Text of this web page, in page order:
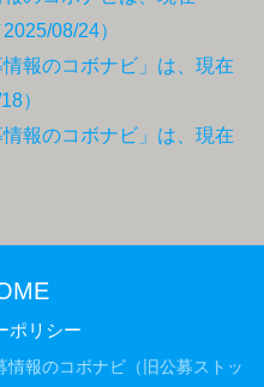
08/24）
報のコボナビ」は、現在
）
報のコボナビ」は、現在
ポリシー
報のコボナビ（旧公募ストッ